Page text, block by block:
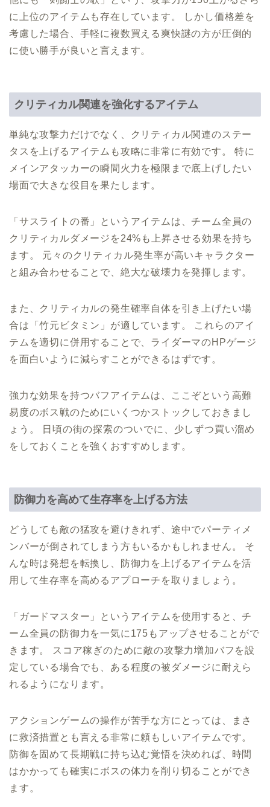
に上位のアイテムも存在しています。 しかし価格差を
考慮した場合、手軽に複数買える爽快謎の方が圧倒的
に使い勝手が良いと言えます。
クリティカル関連を強化するアイテム
単純な攻撃力だけでなく、クリティカル関連のステー
タスを上げるアイテムも攻略に非常に有効です。 特に
メインアタッカーの瞬間火力を極限まで底上げしたい
場面で大きな役目を果たします。
「サスライトの番」というアイテムは、チーム全員の
クリティカルダメージを24%も上昇させる効果を持ち
ます。 元々のクリティカル発生率が高いキャラクター
と組み合わせることで、絶大な破壊力を発揮します。
また、クリティカルの発生確率自体を引き上げたい場
合は「竹元ビタミン」が適しています。 これらのアイ
テムを適切に併用することで、ライダーマのHPゲージ
を面白いように減らすことができるはずです。
強力な効果を持つバフアイテムは、ここぞという高難
易度のボス戦のためにいくつかストックしておきまし
ょう。 日頃の街の探索のついでに、少しずつ買い溜め
をしておくことを強くおすすめします。
防御力を高めて生存率を上げる方法
どうしても敵の猛攻を避けきれず、途中でパーティメ
ンバーが倒されてしまう方もいるかもしれません。 そ
んな時は発想を転換し、防御力を上げるアイテムを活
用して生存率を高めるアプローチを取りましょう。
「ガードマスター」というアイテムを使用すると、チ
ーム全員の防御力を一気に175もアップさせることがで
きます。 スコア稼ぎのために敵の攻撃力増加バフを設
定している場合でも、ある程度の被ダメージに耐えら
れるようになります。
アクションゲームの操作が苦手な方にとっては、まさ
に救済措置とも言える非常に頼もしいアイテムです。
防御を固めて長期戦に持ち込む覚悟を決めれば、時間
はかかっても確実にボスの体力を削り切ることができ
ます。